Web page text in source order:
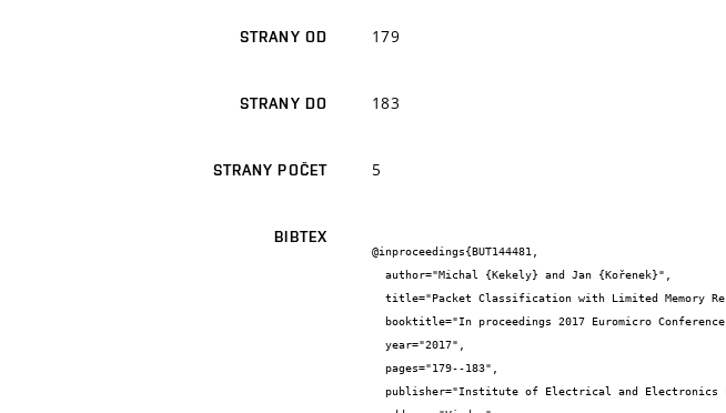
STRANY OD 179
STRANY DO 183
STRANY POČET 5
BIBTEX
@inproceedings{BUT144481,